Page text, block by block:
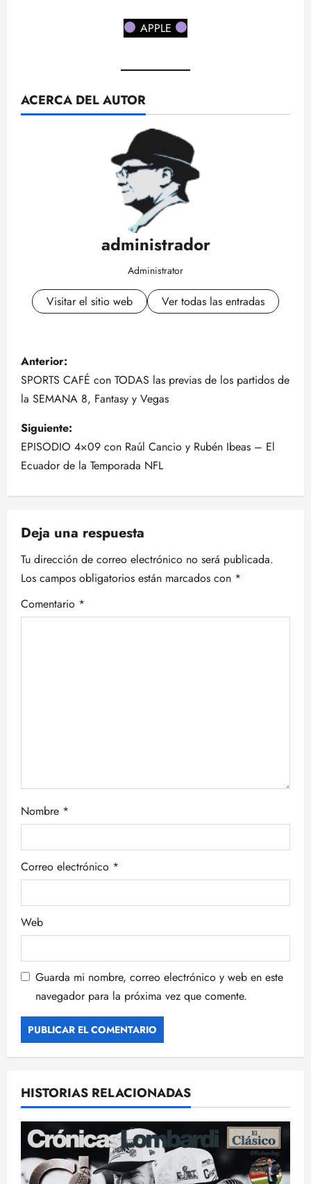
APPLE
ACERCA DEL AUTOR
administrador
Administrator
Visitar el sitio web Ver todas las entradas
N
a
v
e
g
a
c
i
ó
n
r
a
d
a
s
Anterior:
SPORTS CAFÉ con TODAS las previas de los partidos de
la SEMANA 8, Fantasy y Vegas
Siguiente:
EPISODIO 4×09 con Raúl Cancio y Rubén Ibeas – El
Ecuador de la Temporada NFL
Deja una respuesta
Tu dirección de correo electrónico no será publicada.
Los campos obligatorios están marcados con *
Comentario *
Nombre *
Correo electrónico *
Web
Guarda mi nombre, correo electrónico y web en este
navegador para la próxima vez que comente.
HISTORIAS RELACIONADAS